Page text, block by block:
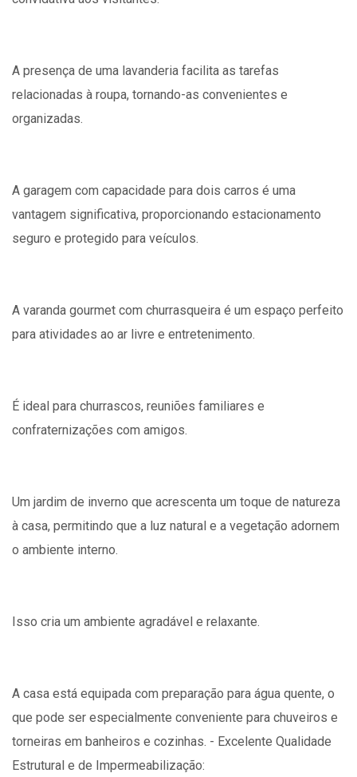
A presença de uma lavanderia facilita as tarefas
relacionadas à roupa, tornando-as convenientes e
organizadas.
A garagem com capacidade para dois carros é uma
vantagem significativa, proporcionando estacionamento
seguro e protegido para veículos.
A varanda gourmet com churrasqueira é um espaço perfeito
para atividades ao ar livre e entretenimento.
É ideal para churrascos, reuniões familiares e
confraternizações com amigos.
Um jardim de inverno que acrescenta um toque de natureza
à casa, permitindo que a luz natural e a vegetação adornem
o ambiente interno.
Isso cria um ambiente agradável e relaxante.
A casa está equipada com preparação para água quente, o
que pode ser especialmente conveniente para chuveiros e
torneiras em banheiros e cozinhas. - Excelente Qualidade
Estrutural e de Impermeabilização: